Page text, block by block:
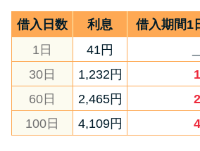
借入日数 利息
借入期間1
1日
41円
30日
1,232円
60日
2,465円
100日
4,109円